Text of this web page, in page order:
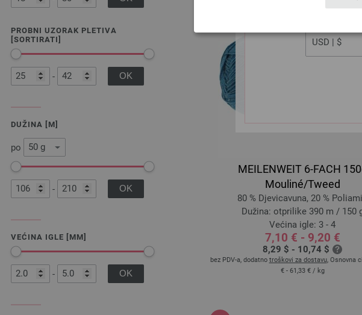
PROBNI UZORAK PLETIVA
[SORTIRATI]
-
DUŽINA [M]
po
-
VEĆINA IGLE [MM]
-
MEILENWEIT 6-FACH
Mouliné/Tweed
80 % Djevicavuna, 20 %
Dužina: otprilike 390 m / 150
Većina igle: 3 - 4
7,10 € - 9,20 €
8,29 $ - 10,74 $
bez PDV-a, dodatno troškovi za dostavu, Osnovna
€ - 61,33 € / kg